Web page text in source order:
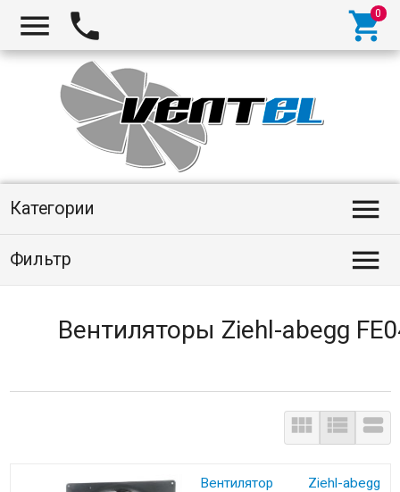
Категории
Фильтр
Вентиляторы Ziehl-abegg
  
Вентилятор Ziehl-abegg